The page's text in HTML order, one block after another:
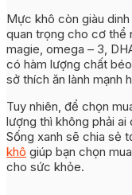
Mực khô còn giàu
quan trọng cho cơ thể
magie, omega – 3,
có hàm lượng chất
sở thích ăn lành mạnh
Tuy nhiên, để chọn
lượng thì không phải
Sống xanh sẽ chia sẻ
khô giúp bạn chọn
cho sức khỏe.